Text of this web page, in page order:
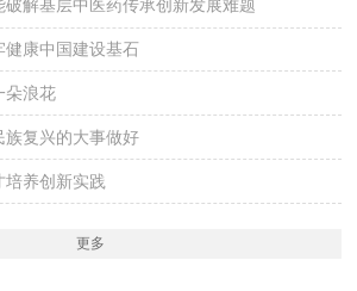
解基层中医药传承创新发展难题
健康中国建设基石
朵浪花
族复兴的大事做好
培养创新实践
更多